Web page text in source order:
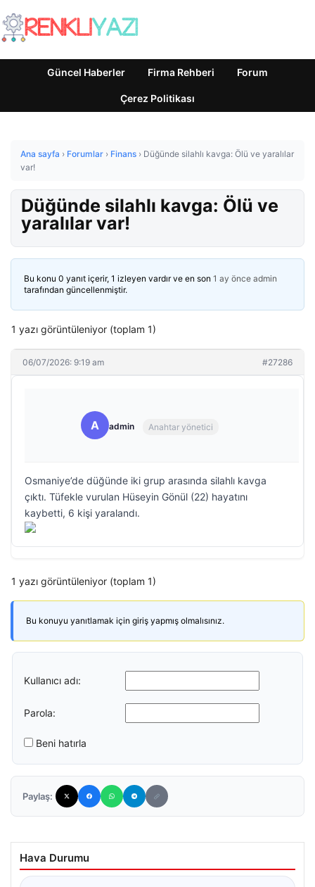
Güncel Haberler Firma Rehberi Forum
Çerez Politikası
Ana sayfa › Forumlar › Finans › Düğünde silahlı kavga: Ölü ve yaralılar
var!
Düğünde silahlı kavga: Ölü ve
yaralılar var!
Bu konu 0 yanıt içerir, 1 izleyen vardır ve en son 1 ay önce admin
tarafından güncellenmiştir.
1 yazı görüntüleniyor (toplam 1)
06/07/2026: 9:19 am #27286
A admin Anahtar yönetici
Osmaniye’de düğünde iki grup arasında silahlı kavga
çıktı. Tüfekle vurulan Hüseyin Gönül (22) hayatını
kaybetti, 6 kişi yaralandı.
1 yazı görüntüleniyor (toplam 1)
Bu konuyu yanıtlamak için giriş yapmış olmalısınız.
Kullanıcı adı:
Parola:
Beni hatırla
Paylaş:
Hava Durumu